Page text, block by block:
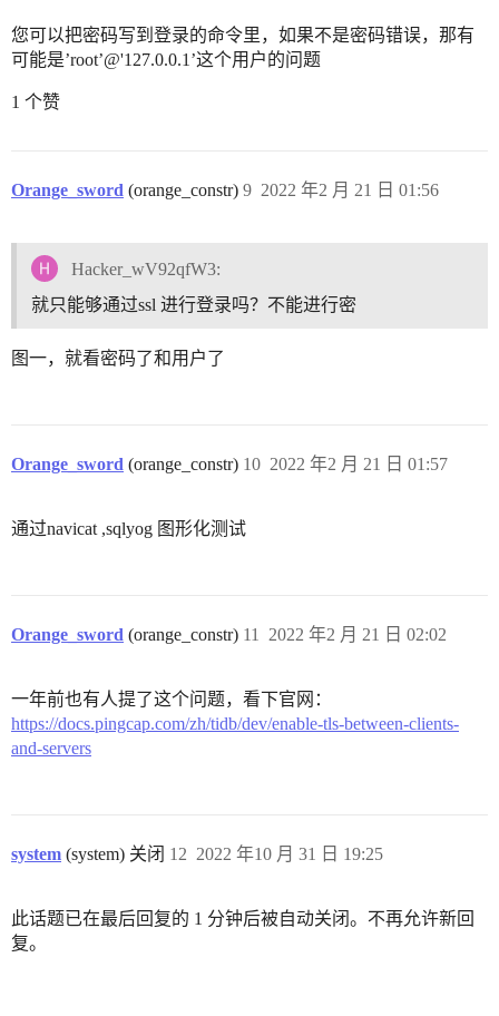
您可以把密码写到登录的命令里，如果不是密码错误，那有
可能是’root’@'127.0.0.1’这个用户的问题
1 个赞
Orange_sword (orange_constr) 2022 年2 月 21 日 01:56
9
Hacker_wV92qfW3:
就只能够通过ssl 进行登录吗？不能进行密
图一，就看密码了和用户了
Orange_sword (orange_constr) 2022 年2 月 21 日 01:57
10
通过navicat ,sqlyog 图形化测试
Orange_sword (orange_constr) 2022 年2 月 21 日 02:02
11
一年前也有人提了这个问题，看下官网：
https://docs.pingcap.com/zh/tidb/dev/enable-tls-between-clients-
and-servers
system (system) 关闭 2022 年10 月 31 日 19:25
12
此话题已在最后回复的 1 分钟后被自动关闭。不再允许新回
复。